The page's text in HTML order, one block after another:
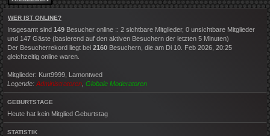
WER IST ONLINE?
Insgesamt sind 149 Besucher online :: 2 sichtbare Mitglieder, 0 unsichtbare Mitglieder
und 147 Gäste (basierend auf den aktiven Besuchern der letzten 5 Minuten)
Der Besucherrekord liegt bei 2160 Besuchern, die am Di 10. Feb 2026, 20:25
gleichzeitig online waren.
Mitglieder: Kurt9999 Lamontwed
Legende: Administratoren Globale Moderatoren
GEBURTSTAGE
Heute hat kein Mitglied Geburtstag
STATISTIK